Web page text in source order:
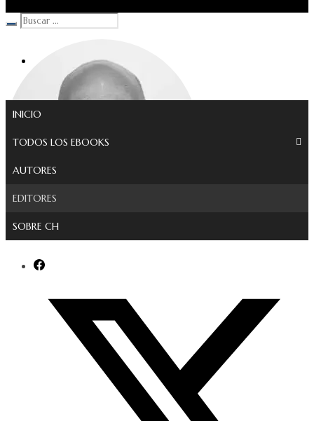
INICIO
TODOS LOS EBOOKS
AUTORES
EDITORES
SOBRE CH